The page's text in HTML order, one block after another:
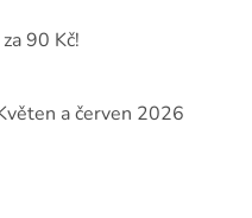
90 Kč!
a červen 2026